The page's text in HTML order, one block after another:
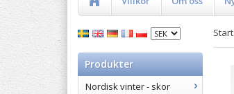
Produkter
Nordisk vinter - skor